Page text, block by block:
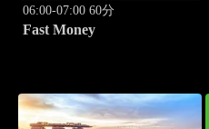
06:00-07:00 60分
Fast Money